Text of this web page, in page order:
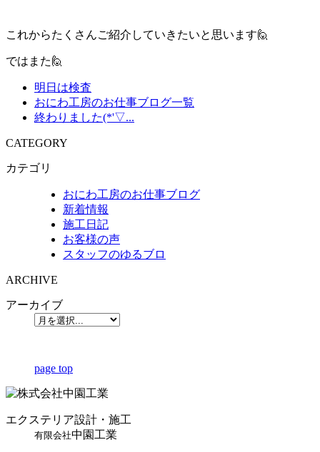
これからたくさんご紹介していきたいと思います🙋
ではまた🙋
明日は検査
おにわ工房のお仕事ブログ一覧
終わりました(*'▽...
CATEGORY
カテゴリ
おにわ工房のお仕事ブログ
新着情報
施工日記
お客様の声
スタッフのゆるブロ
ARCHIVE
アーカイブ
page top
エクステリア設計・施工
有限会社中園工業